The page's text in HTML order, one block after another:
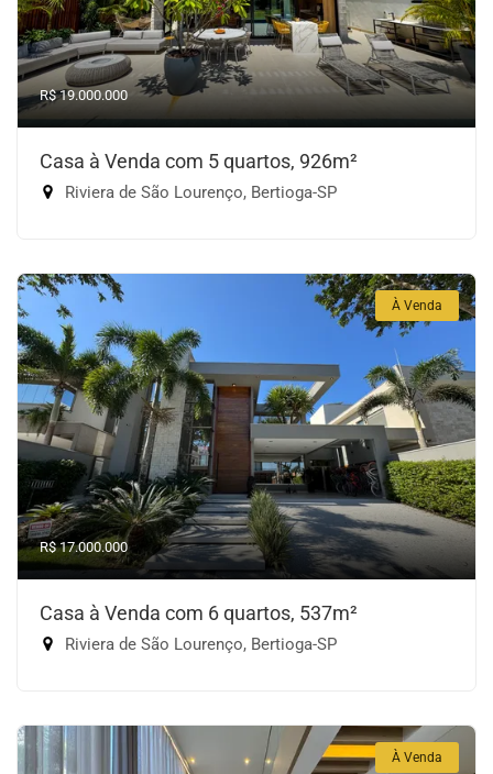
R$ 19.000.000
Casa à Venda com 5 quartos, 926m²
Riviera de São Lourenço, Bertioga-SP
À Venda
R$ 17.000.000
Casa à Venda com 6 quartos, 537m²
Riviera de São Lourenço, Bertioga-SP
À Venda